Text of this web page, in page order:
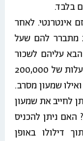
בלבד.
אינטרנטי. לאחר
מתברר להם שעל
עליהם לשכור
מעצבת גרפית ומודעות פרסומת בעלות של 200,000
מוכן להזרים 100,000 ₪ ואילו שמעון מסרב.
לחייב את שמעון
האם ניתן להכניס
דילולו באופן